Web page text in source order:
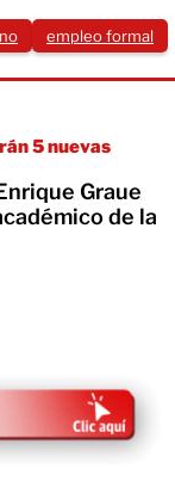
empleo formal
5 nuevas
Graue
de la